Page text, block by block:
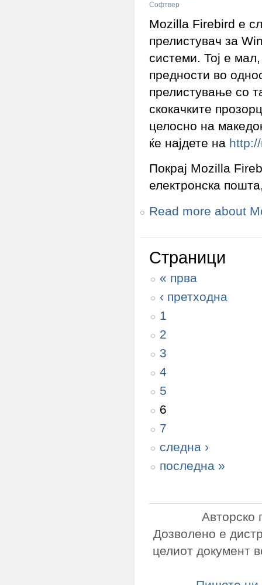
Софтвер
Mozilla Firebird е
прелистувач за
системи. Тој е
предности во
прелистување со
скокачките
целосно на
ќе најдете на
Покрај Mozilla
електронска
Read more about
Страници
« прва
‹ претходна
1
2
3
4
5
6
7
следна ›
последна »
Авторско
Дозволено е
целиот документ